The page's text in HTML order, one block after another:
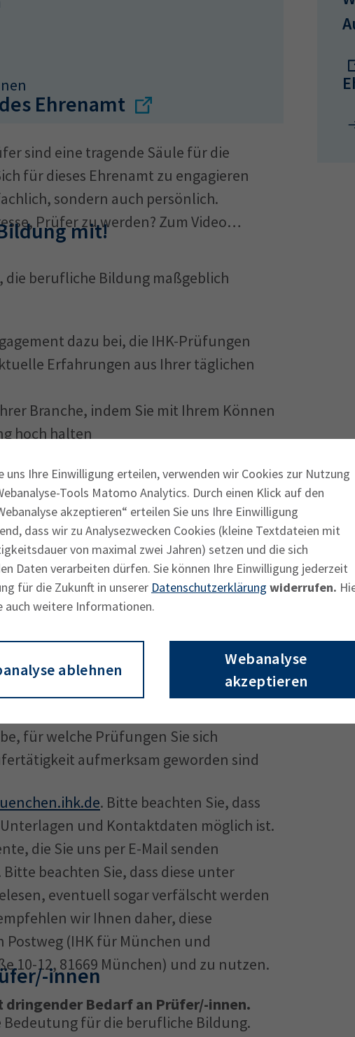
uns Ihre Einwilligung erteilen, verwenden wir Cookies zur Nutzung
Tools Matomo Analytics. Durch einen Klick auf den
akzeptieren“ erteilen Sie uns Ihre Einwilligung
dass wir zu Analysezwecken Cookies (kleine Textdateien mit
von maximal zwei Jahren) setzen und die sich
Daten verarbeiten dürfen. Sie können Ihre Einwilligung jederzeit
für die Zukunft in unserer Datenschutzerklärung widerrufen.
auch weitere Informationen.
ablehnen
Webanalyse
akzeptieren
Ehrenamt
sind eine tragende Säule für die
für dieses Ehrenamt zu engagieren
sondern auch persönlich.
Prüfer zu werden? Zum Video
mit!
die berufliche Bildung maßgeblich
dazu bei, die IHK-Prüfungen
Erfahrungen aus Ihrer täglichen
Branche, indem Sie mit Ihrem Können
hoch halten
Selbstverwaltung der heimischen
prüfen
Erfahrungen, die für die Aus- und
nützlich sind
Netzwerk von Institutionen und
Aufgaben als IHK-Prüfer/-in sind.
Arbeitgebers
Qualifikationen
für welche Prüfungen Sie sich
aufmerksam geworden sind
. Bitte beachten Sie, dass
und Kontaktdaten möglich ist.
die Sie uns per E-Mail senden
beachten Sie, dass diese unter
eventuell sogar verfälscht werden
wir Ihnen daher, diese
(IHK für München und
10-12, 81669 München) und zu nutzen.
dringender Bedarf an Prüfer/-innen.
innen
für die berufliche Bildung.